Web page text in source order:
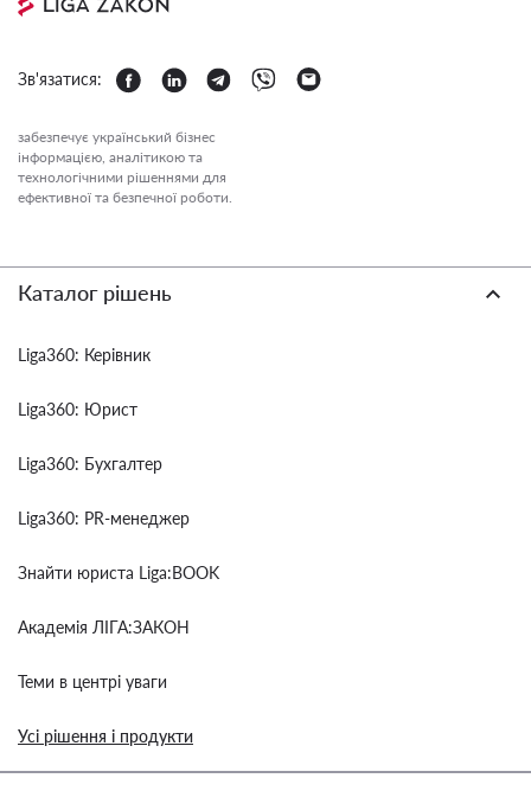
Зв'язатися:
забезпечує український бізнес
інформацією, аналітикою та
технологічними рішеннями для
ефективної та безпечної роботи.
Каталог рішень
Liga360: Керівник
Liga360: Юрист
Liga360: Бухгалтер
Liga360: PR-менеджер
Знайти юриста Liga:BOOK
Академія ЛІГА:ЗАКОН
Теми в центрі уваги
Усі рішення і продукти